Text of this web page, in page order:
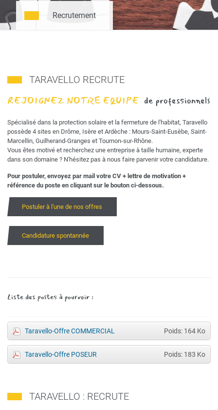
Recrutement
TARAVELLO RECRUTE
REJOIGNEZ NOTRE EQUIPE de professionnels
Spécialisé dans la protection solaire et la fermeture de l'habitat, Taravello
possède 4 sites en Drôme, Isère et Ardèche : Mours-Saint-Eusèbe, Saint-
Marcellin, Guilherand-Granges et Tournon-sur-Rhône.
Vous êtes motivé et recherchez une entreprise à taille humaine, experte
dans son domaine ? N'hésitez pas à nous faire parvenir votre candidature.
Pour postuler, envoyez par mail votre CV + lettre de motivation +
référence du poste en cliquant sur le bouton ci-dessous.
Postuler à l'une de nos offres
Candidature spontannée
Liste des postes à pourvoir :
Poids: 164 Ko
Taravello-Offre COMMERCIAL
Poids: 183 Ko
Taravello-Offre POSEUR
TARAVELLO : RECRUTE